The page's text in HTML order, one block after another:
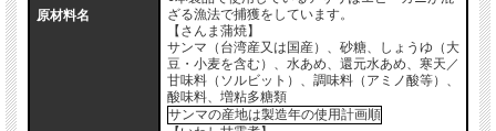
原材料名
ざる漁法で捕獲をしています。
【さんま蒲焼】
サンマ（台湾産又は国産）、砂糖、しょうゆ（大
豆・小麦を含む）、水あめ、還元水あめ、寒天／
甘味料（ソルビット）、調味料（アミノ酸等）、
酸味料、増粘多糖類
サンマの産地は製造年の使用計画順